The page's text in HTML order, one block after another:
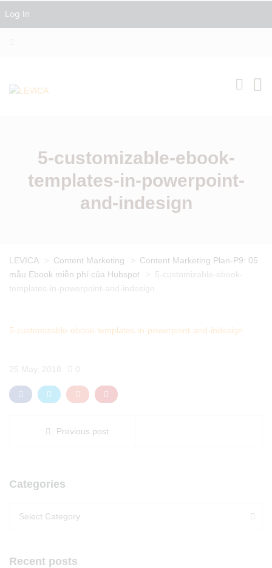
5-customizable-ebook-
templates-in-powerpoint-
and-indesign
LEVICA > Content Marketing >
Content Marketing Plan-P9: 05
mẫu Ebook miễn phí của Hubspot
>
5-customizable-ebook-
templates-in-powerpoint-and-indesign
5-customizable-ebook-templates-in-powerpoint-and-indesign
25 May, 2018 0
Previous post
Categories
Select Category
Recent posts
Log In